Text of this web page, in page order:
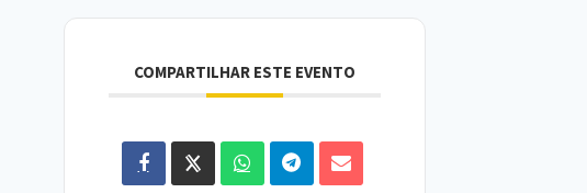
COMPARTILHAR ESTE EVENTO